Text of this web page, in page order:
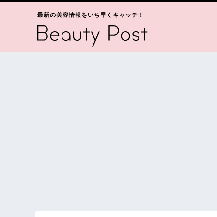
最新の美容情報をいち早くキャッチ！